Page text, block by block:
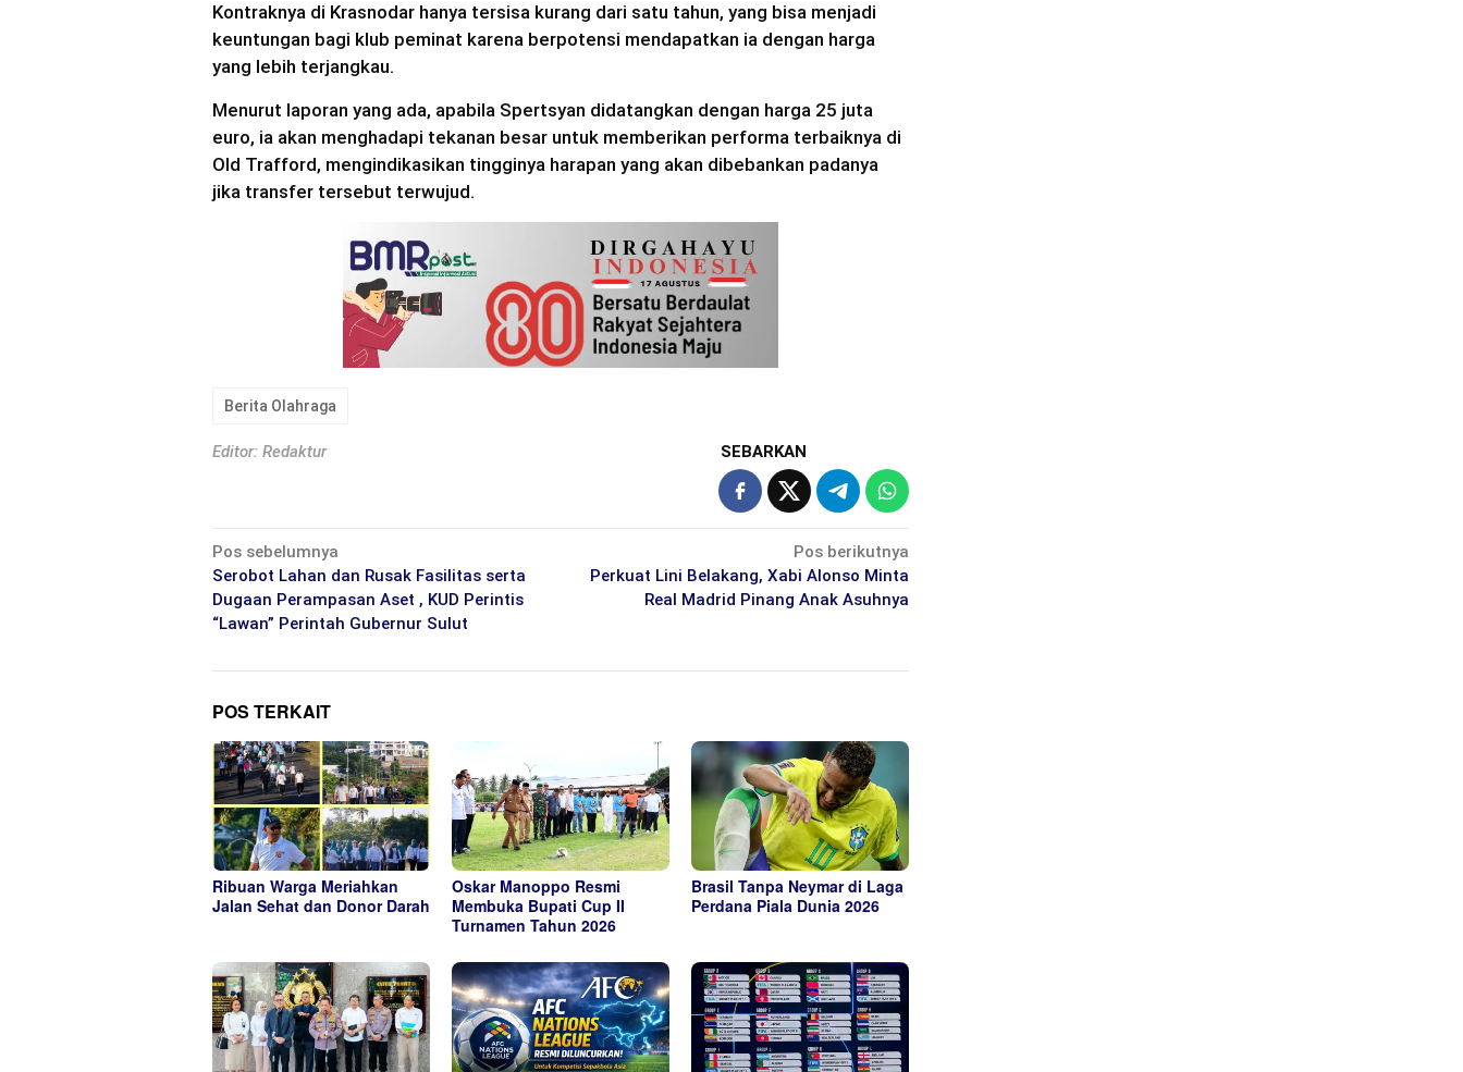
Kontraknya di Krasnodar hanya tersisa kurang dari satu tahun, yang bisa menjadi
keuntungan bagi klub peminat karena berpotensi mendapatkan ia dengan harga
yang lebih terjangkau.
Menurut laporan yang ada, apabila Spertsyan didatangkan dengan harga 25 juta
euro, ia akan menghadapi tekanan besar untuk memberikan performa terbaiknya di
Old Trafford, mengindikasikan tingginya harapan yang akan dibebankan padanya
jika transfer tersebut terwujud.
Berita Olahraga
Editor: Redaktur SEBARKAN
Navigasi
pos
Pos sebelumnya
Serobot Lahan dan Rusak Fasilitas serta
Dugaan Perampasan Aset , KUD Perintis
“Lawan” Perintah Gubernur Sulut
Pos berikutnya
Perkuat Lini Belakang, Xabi Alonso Minta
Real Madrid Pinang Anak Asuhnya
POS TERKAIT
Ribuan Warga Meriahkan
Jalan Sehat dan Donor Darah
Oskar Manoppo Resmi
Membuka Bupati Cup II
Turnamen Tahun 2026
Brasil Tanpa Neymar di Laga
Perdana Piala Dunia 2026